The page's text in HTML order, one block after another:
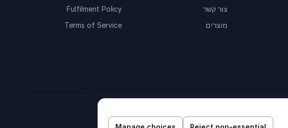
צור קשר
מוצרים
Fulfilment Policy
Terms of Service